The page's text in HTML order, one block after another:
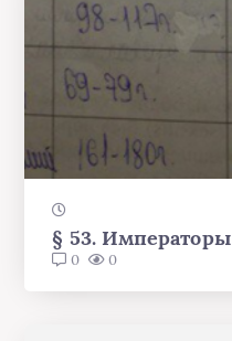
§ 53.
0 0